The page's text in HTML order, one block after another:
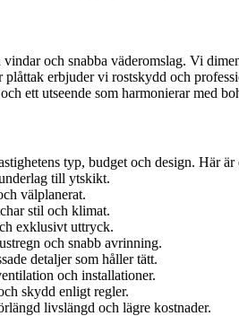
och snabba väderomslag. Vi
erbjuder vi rostskydd och
ett utseende som harmonierar med
typ, budget och design. Här
till ytskikt.
välplanerat.
stil och klimat.
exklusivt uttryck.
och snabb avrinning.
detaljer som håller tätt.
och installationer.
skydd enligt regler.
livslängd och lägre kostnader.